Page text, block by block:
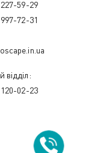
59-29
72-31
відділ:
02-23